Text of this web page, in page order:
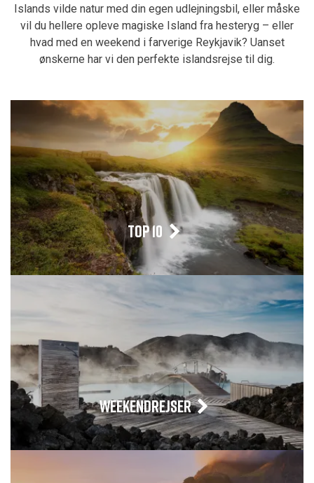
Islands vilde natur med din egen udlejningsbil, eller måske
vil du hellere opleve magiske Island fra hesteryg – eller
hvad med en weekend i farverige Reykjavik? Uanset
ønskerne har vi den perfekte islandsrejse til dig.
TOP 10
WEEKENDREJSER